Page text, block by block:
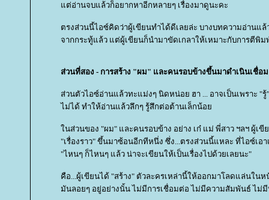
ต่อ่านจบแล้วก็อยากหาอีกหลายๆ เรื่องมาดูนะคะ
ตรงส่วนนี้ไอซ์คิดว่าผู้เขียนทำได้ดีเลยล่ะ บางบทความอ่านแ
จากกระทู้แล้ว แต่ผู้เขียนก็นำมาขัดเกลาให้เหมาะกับการตีพิ
ส่วนที่สอง - การสร้าง "ผม" และคนรอบข้างขึ้นมาดำเนินเชื่อ
ส่วนตัวไอซ์อ่านแล้วทะแม่งๆ นิดหน่อย ฮา ... อาจเป็นเพราะ "
ไม่ได้ ทำให้อ่านแล้วลึกๆ รู้สึกต่อต้านเล็กน้อ
นส่วนของ "ผม" และคนรอบข้าง อย่าง เก๋ แม่ พี่สาว ฯลฯ ผู้เขี
"เรื่องราว" ขึ้นมาซ้อนอีกทีหนึ่ง ซึ่ง...ตรงส่วนนี้แหละ ที่ไอซ์เอ
"ไหนๆ ก็ไหนๆ แล้ว น่าจะเขียนให้เป็นเรื่องไปด้วยเลยนะ"
คือ...ผู้เขียนได้ "สร้าง" ตัวละครเหล่านี้ให้ออกมาโลดแล่นใน
มันลอยๆ อยู่อย่างนั้น ไม่มีการเชื่อมต่อ ไม่มีความสัมพันธ์ ไม่